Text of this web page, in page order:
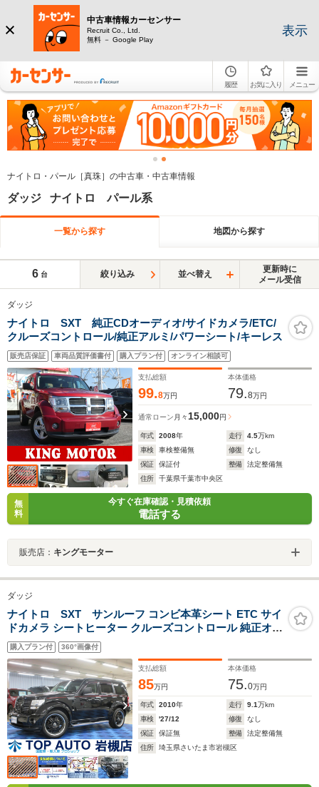
中古車情報カーセンサー
Recruit Co., Ltd.
無料 － Google Play
表示
履歴 お気に入り メニュー
ナイトロ・パール［真珠］の中古車・中古車情報
ダッジ ナイトロ パール系
一覧から探す 地図から探す
6 台 絞り込み 並べ替え
更新時に
メール受信
ダッジ
ナイトロ SXT 純正CDオーディオ/サイドカメラ/ETC/
クルーズコントロール/純正アルミ/パワーシート/キーレス
販売店保証 車両品質評価書付 購入プラン付 オンライン相談可
支払総額
99.8万円
本体価格
79.8万円
通常ローン 月々15,000円
年式 2008年 走行 4.5万km
車検
車検整備無 修復
なし
保証
保証付 整備
法定整備無
住所
千葉県千葉市中央区
無
料
今すぐ在庫確認・見積依頼
電話する
販売店： キングモーター
ダッジ
ナイトロ SXT サンルーフ コンビ本革シート ETC サイ
ドカメラ シートヒーター クルーズコントロール 純正オー
ディオ キーレス 20インチアルミ LEDライト サイドステ
ップ タイミングチェーン
購入プラン付 360°画像付
支払総額
85万円
本体価格
75.0万円
年式 2010年 走行 9.1万km
車検
'27/12 修復
なし
保証
保証無 整備
法定整備無
住所
埼玉県さいたま市岩槻区